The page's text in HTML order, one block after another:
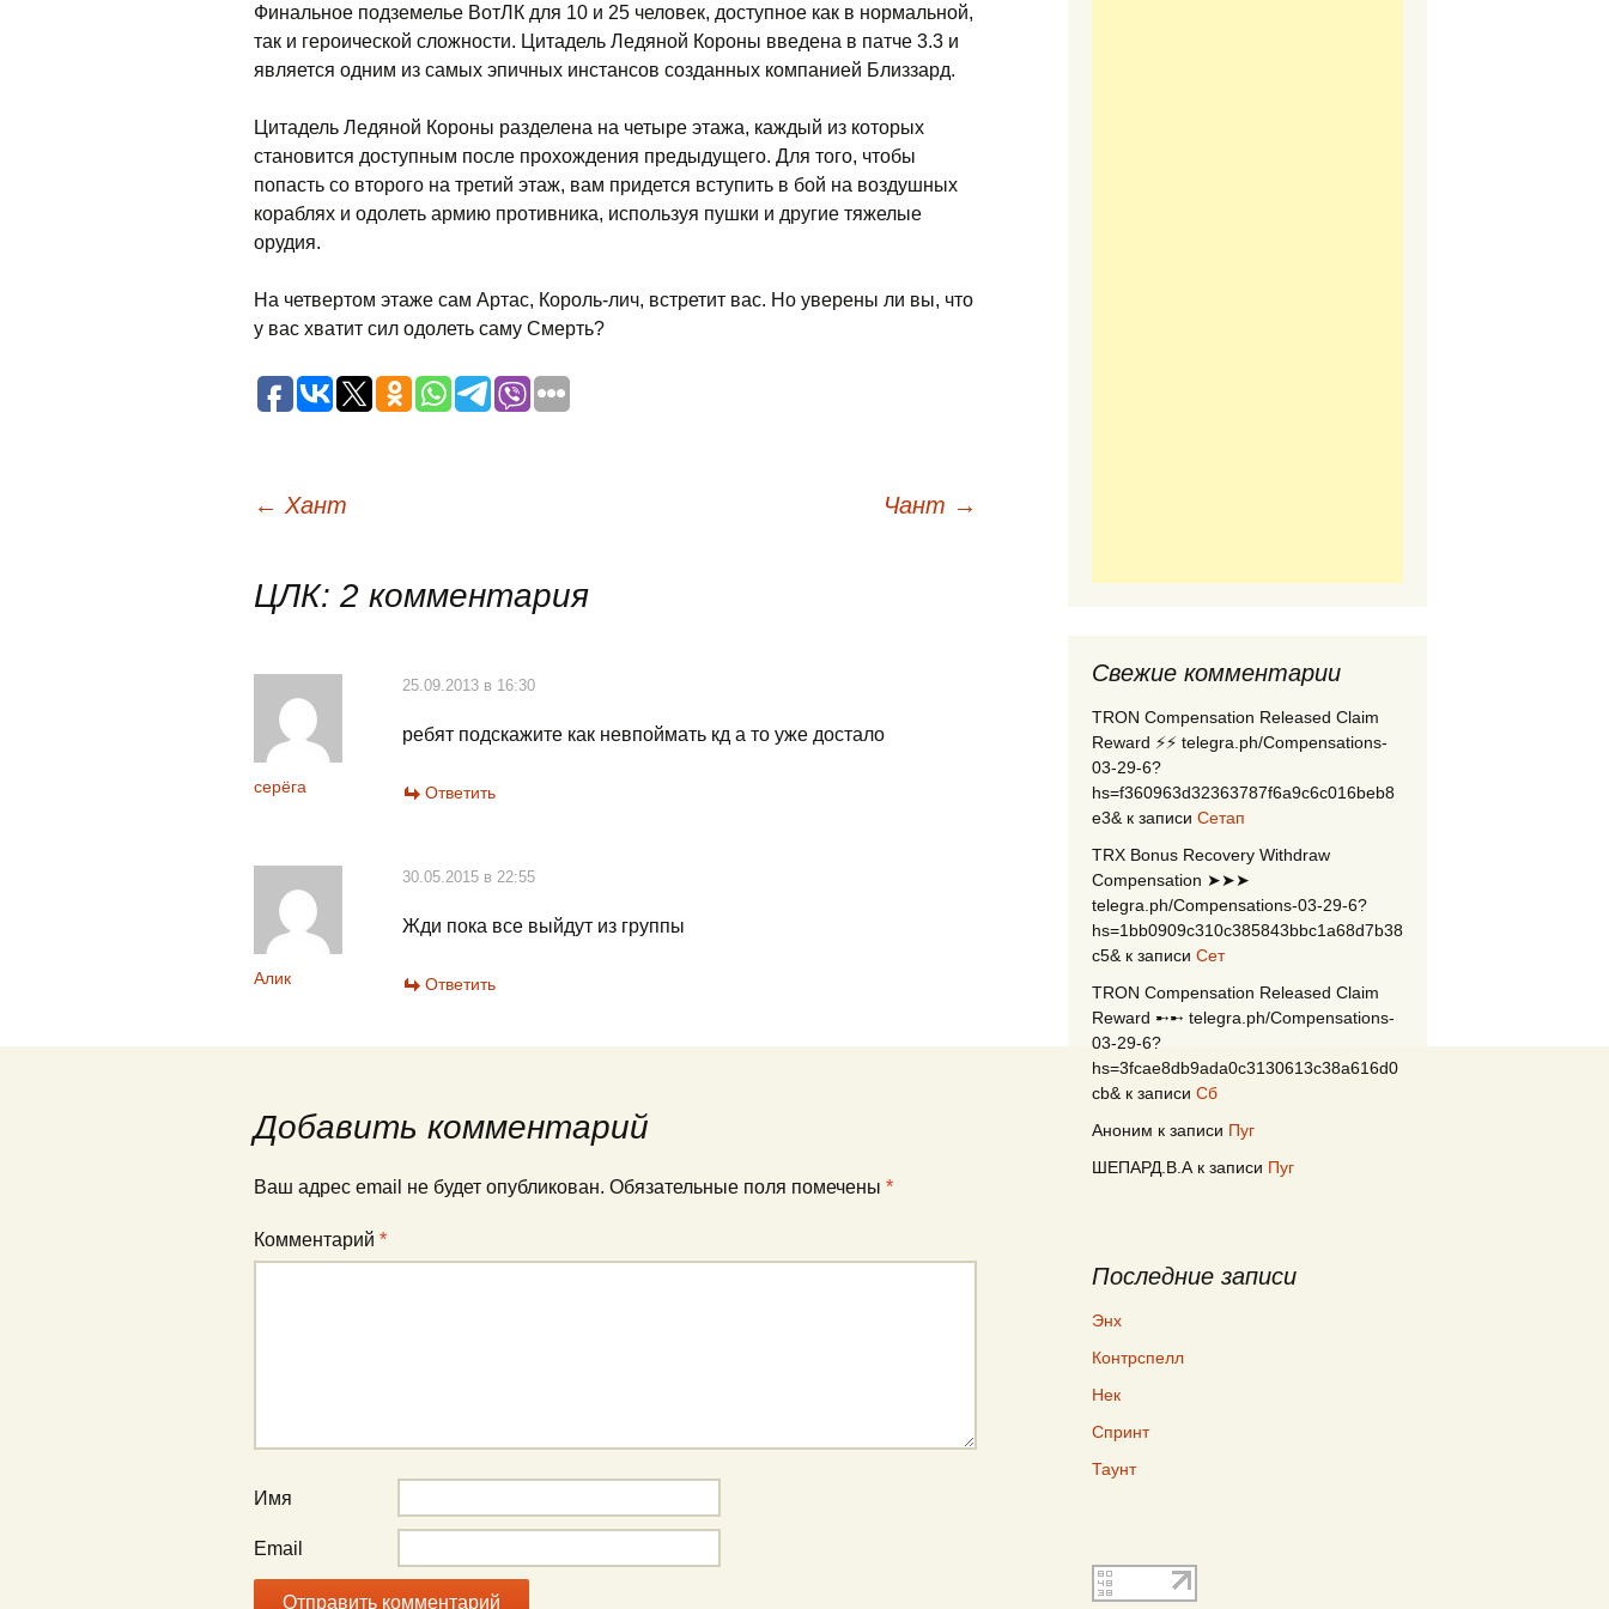
Финальное подземелье ВотЛК для 10 и 25 человек, доступное как в нормальной,
так и героической сложности. Цитадель Ледяной Короны введена в патче 3.3 и
является одним из самых эпичных инстансов созданных компанией Близзард.
Цитадель Ледяной Короны разделена на четыре этажа, каждый из которых
становится доступным после прохождения предыдущего. Для того, чтобы
попасть со второго на третий этаж, вам придется вступить в бой на воздушных
кораблях и одолеть армию противника, используя пушки и другие тяжелые
орудия.
На четвертом этаже сам Артас, Король-лич, встретит вас. Но уверены ли вы, что
у вас хватит сил одолеть саму Смерть?
Навигация
← Хант Чант →
ЦЛК: 2 комментария
серёга
25.09.2013 в 16:30
ребят подскажите как невпоймать кд а то уже достало
Ответить
Алик
30.05.2015 в 22:55
Жди пока все выйдут из группы
Ответить
Добавить комментарий
Ваш адрес email не будет опубликован. Обязательные поля помечены *
Комментарий *
Имя
Email
Свежие комментарии
TRON Compensation Released Claim
Reward ⚡⚡ telegra.ph/Compensations-
03-29-6?
hs=f360963d32363787f6a9c6c016beb8
e3& к записи Сетап
TRX Bonus Recovery Withdraw
Compensation ➤➤➤
telegra.ph/Compensations-03-29-6?
hs=1bb0909c310c385843bbc1a68d7b38
c5& к записи Сет
TRON Compensation Released Claim
Reward ➸➸ telegra.ph/Compensations-
03-29-6?
hs=3fcae8db9ada0c3130613c38a616d0
cb& к записи Сб
Аноним к записи Пуг
ШЕПАРД.В.А к записи Пуг
Последние записи
Энх
Контрспелл
Нек
Спринт
Таунт